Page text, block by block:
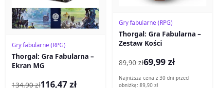
Gry fabularne (RPG)
Thorgal: Gra Fabularna –
Ekran MG
134,90 zł116,47 zł
Gry fabularne (RPG)
Thorgal: Gra Fabularna –
Zestaw Kości
89,90 zł69,99 zł
Najniższa cena z 30 dni przed
obniżką: 89,90 zł